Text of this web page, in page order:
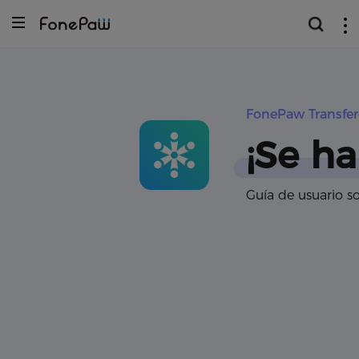
FonePaw
¡Se
Guía de usuario